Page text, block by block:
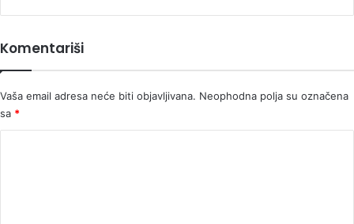
Komentariši
Vaša email adresa neće biti objavljivana. Neophodna polja su označena
sa *